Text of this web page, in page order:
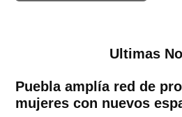
Ultimas
Puebla amplía red de
mujeres con nuevos